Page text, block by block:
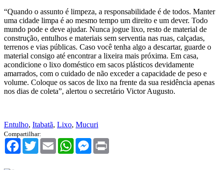
“Quando o assunto é limpeza, a responsabilidade é de todos. Manter
uma cidade limpa é ao mesmo tempo um direito e um dever. Todo
mundo pode e deve ajudar. Nunca jogue lixo, resto de material de
construção, entulhos e materiais sem serventia nas ruas, calçadas,
terrenos e vias públicas. Caso você tenha algo a descartar, guarde o
material consigo até encontrar a lixeira mais próxima. Em casa,
acondicione o lixo doméstico em sacos plásticos devidamente
amarrados, com o cuidado de não exceder a capacidade de peso e
volume. Coloque os sacos de lixo na frente da sua residência apenas
nos dias de coleta”, alertou o secretário Victor Augusto.
Entulho, Itabatã, Lixo, Mucuri
Compartilhar:
Facebook
TwitterEmail WhatsAppMessenger